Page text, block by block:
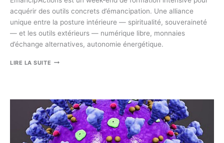
acquérir des outils concrets d’émancipation. Une alliance
unique entre la posture intérieure — spiritualité, souveraineté
— et les outils extérieurs — numérique libre, monnaies
d’échange alternatives, autonomie énergétique.
LIRE LA SUITE ÉMANCIP’ACTIONS
INTÉRIEURE
ET
DES
OUTILS